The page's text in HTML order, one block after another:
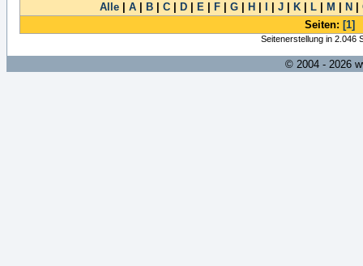
Alle A B C D E F G H J K L M N
Seiten: [1]
Seitenerstellung in 2.046
© 2004 - 2026